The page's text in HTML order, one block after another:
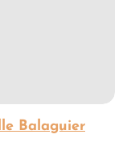
Balaguier